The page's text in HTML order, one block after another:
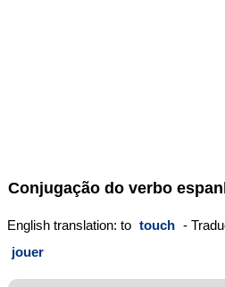
Conjugação do verbo
English translation: to touch -
jouer